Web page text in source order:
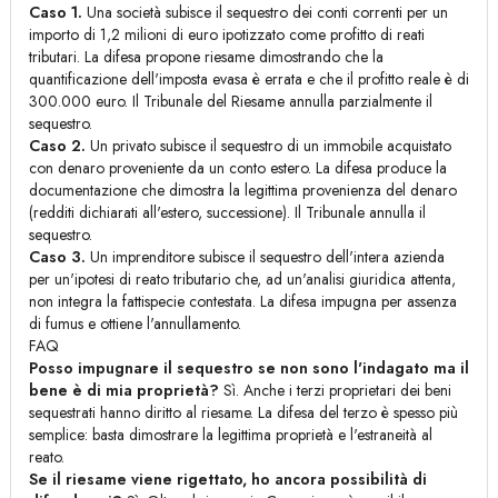
Caso 1. Una società subisce il sequestro dei conti correnti per un
importo di 1,2 milioni di euro ipotizzato come profitto di reati
tributari. La difesa propone riesame dimostrando che la
quantificazione dell'imposta evasa è errata e che il profitto reale è di
300.000 euro. Il Tribunale del Riesame annulla parzialmente il
sequestro.
Caso 2. Un privato subisce il sequestro di un immobile acquistato
con denaro proveniente da un conto estero. La difesa produce la
documentazione che dimostra la legittima provenienza del denaro
(redditi dichiarati all'estero, successione). Il Tribunale annulla il
sequestro.
Caso 3. Un imprenditore subisce il sequestro dell'intera azienda
per un'ipotesi di reato tributario che, ad un'analisi giuridica attenta,
non integra la fattispecie contestata. La difesa impugna per assenza
di fumus e ottiene l'annullamento.
FAQ
Posso impugnare il sequestro se non sono l'indagato ma il
bene è di mia proprietà? Sì. Anche i terzi proprietari dei beni
sequestrati hanno diritto al riesame. La difesa del terzo è spesso più
semplice: basta dimostrare la legittima proprietà e l'estraneità al
reato.
Se il riesame viene rigettato, ho ancora possibilità di